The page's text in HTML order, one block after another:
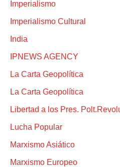
Imperialismo
Imperialismo Cultural
India
IPNEWS AGENCY
La Carta Geopolítica
La Carta Geopolítica
Libertad a los Pres.
Lucha Popular
Marxismo Asiático
Marxismo Europeo